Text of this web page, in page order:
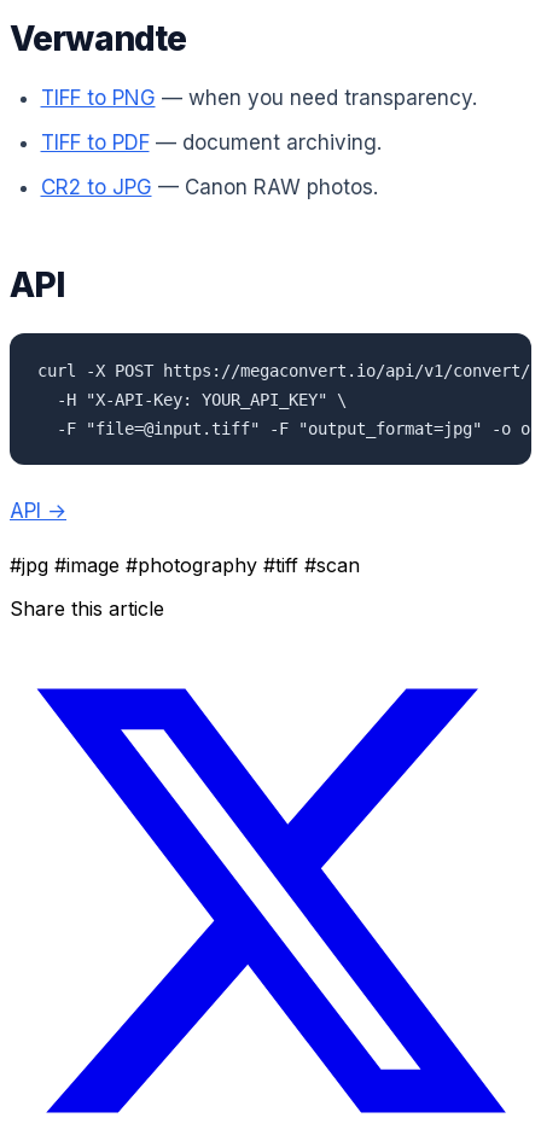
Verwandte
TIFF to PNG — when you need transparency.
TIFF to PDF— document archiving.
CR2 to JPG — Canon RAW photos.
API
curl -X POST https://megaconvert.io/api/v1/convert/
  -H "X-API-Key: YOUR_API_KEY" \
-F "file=@input.tiff" -F "output_format=jpg" -o
API →
#jpg #image #photography #tiff #scan
Share this article